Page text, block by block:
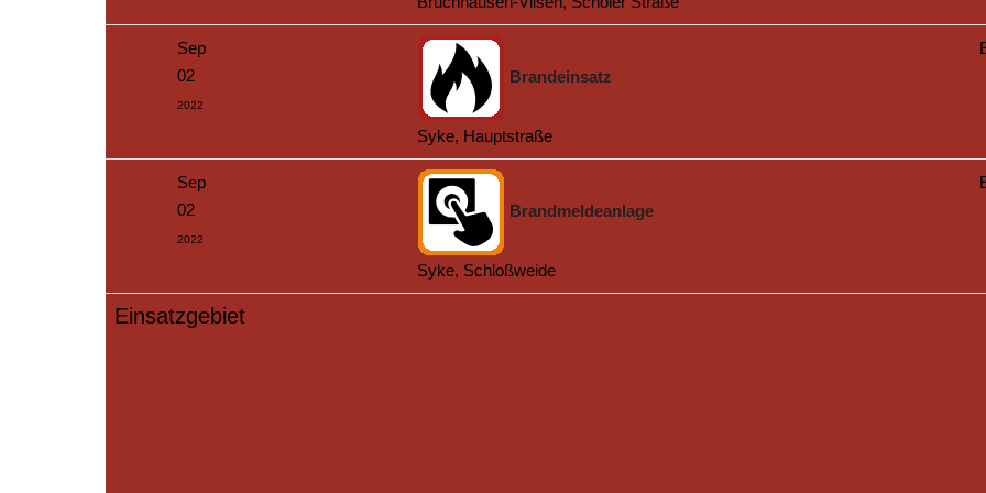
Sep
02
2022
Brandeinsatz
Syke, Hauptstraße
Sep
02
2022
Brandmeldeanlage
Syke, Schloßweide
Einsatzgebiet